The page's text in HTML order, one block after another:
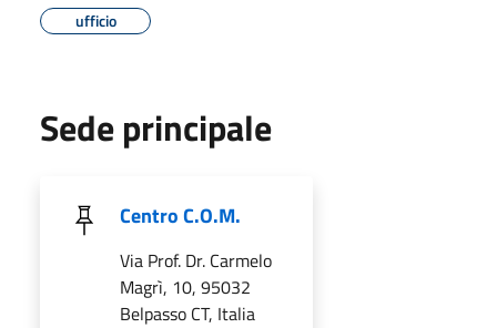
ufficio
Sede principale
Centro C.O.M.
Via Prof. Dr. Carmelo
Magrì, 10, 95032
Belpasso CT, Italia